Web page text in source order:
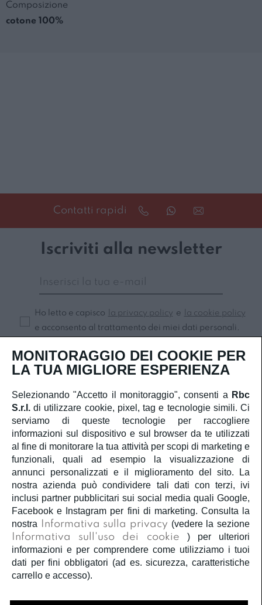
Composizione
cotone 100%
Contatti rapidi
Iscriviti alla newsletter
Ho letto e capisco la privacy policy e
la cookie policy
e acconsento al trattamento dei miei dati personali.
Iscriviti
SERVIZIO CLIENTI
ACCOUNT
CORPORATE
INFORMAZIONI LEGALI
SEGUICI
MONITORAGGIO DEI COOKIE PER
LA TUA MIGLIORE ESPERIENZA
Selezionando "Accetto il monitoraggio", consenti a Rbc
S.r.l. di utilizzare cookie, pixel, tag e tecnologie simili. Ci
serviamo di queste tecnologie per raccogliere
informazioni sul dispositivo e sul browser da te utilizzati
al fine di monitorare la tua attività per scopi di marketing e
funzionali, quali ad esempio la visualizzazione di
annunci personalizzati e il miglioramento del sito. La
nostra azienda può condividere tali dati con terzi, ivi
inclusi partner pubblicitari sui social media quali Google,
Facebook e Instagram per fini di marketing. Consulta la
nostra
Informativa sulla privacy (vedere la sezione
Informativa sull'uso dei cookie
) per ulteriori
informazioni e per comprendere come utilizziamo i tuoi
dati per fini obbligatori (ad es. sicurezza, caratteristiche
carrello e accesso).